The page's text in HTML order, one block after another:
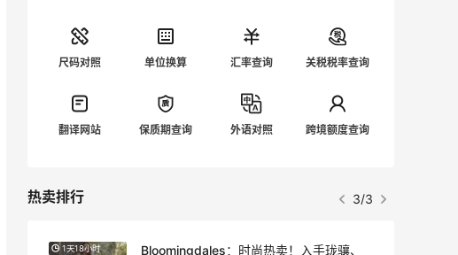
尺码对照 单位换算 汇率查询 关税税率查询
翻译网站 保质期查询 外语对照 跨境额度查询
热卖排行 3/3
1天18小时
Bloomingdales：时尚热卖！入手珑骧、